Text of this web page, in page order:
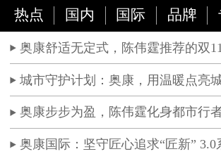
热点 国内 国际 品牌
奥康舒适无定式，陈伟霆推荐的双
城市守护计划：奥康，用温暖点亮
奥康步步为盈，陈伟霆化身都市行
奥康国际：坚守匠心追求“匠新”